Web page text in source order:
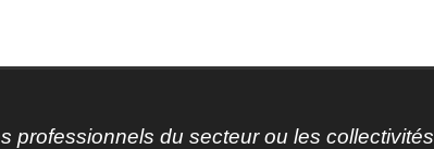
professionnels du secteur ou les collectivités